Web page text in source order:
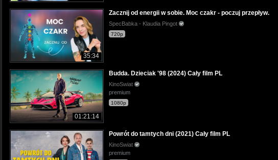
35:34
Zacznij od energii w sobie. Moc czakr - poczuj przepływ.
SpecBabka - Klaudia Pingot
720p
01:21:14
Budda. Dzieciak '98 (2024) Cały film PL
KinoSwiat
premium
1080p
Powrót do tamtych dni (2021) Cały film PL
KinoSwiat
premium